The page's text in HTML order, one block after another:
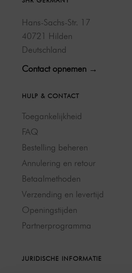
Hans-Sachs-Str. 17
40721 Hilden
Deutschland
Contact opnemen →
HULP & CONTACT
Toegankelijkheid
FAQ
Bestelling beheren
Annulering en retour
Betaalmethoden
Verzending en levertijd
Openingstijden
Partnerprogramma
JURIDISCHE INFORMATIE